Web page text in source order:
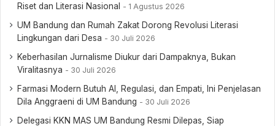
Riset dan Literasi Nasional
1 Agustus 2026
UM Bandung dan Rumah Zakat Dorong Revolusi Literasi
Lingkungan dari Desa
30 Juli 2026
Keberhasilan Jurnalisme Diukur dari Dampaknya, Bukan
Viralitasnya
30 Juli 2026
Farmasi Modern Butuh AI, Regulasi, dan Empati, Ini Penjelasan
Dila Anggraeni di UM Bandung
30 Juli 2026
Delegasi KKN MAS UM Bandung Resmi Dilepas, Siap